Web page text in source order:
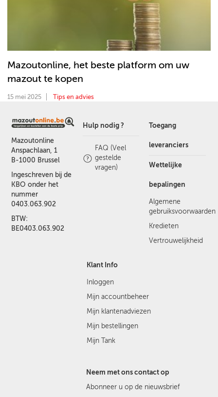
Mazoutonline, het beste platform om uw
mazout te kopen
15 mei 2025 Tips en advies
Mazoutonline
Anspachlaan, 1
B-1000 Brussel
Ingeschreven bij de
KBO onder het
nummer
0403.063.902
BTW:
BE0403.063.902
Hulp nodig ?
FAQ (Veel
gestelde
vragen)
Toegang
leveranciers
Wettelijke
bepalingen
Algemene
gebruiksvoorwaarden
Kredieten
Vertrouwelijkheid
Klant Info
Inloggen
Mijn accountbeheer
Mijn klantenadviezen
Mijn bestellingen
Mijn Tank
Neem met ons contact op
Abonneer u op de nieuwsbrief